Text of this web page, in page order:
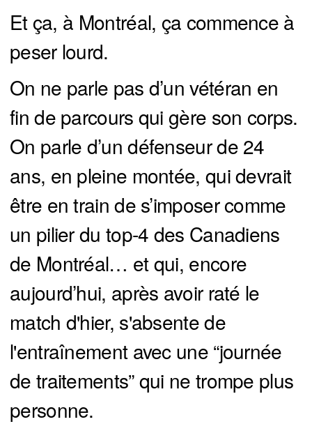
Et ça, à Montréal, ça commence à
peser lourd.
On ne parle pas d’un vétéran en
fin de parcours qui gère son corps.
On parle d’un défenseur de 24
ans, en pleine montée, qui devrait
être en train de s’imposer comme
un pilier du top-4 des Canadiens
de Montréal… et qui, encore
aujourd’hui, après avoir raté le
match d'hier, s'absente de
l'entraînement avec une “journée
de traitements” qui ne trompe plus
personne.